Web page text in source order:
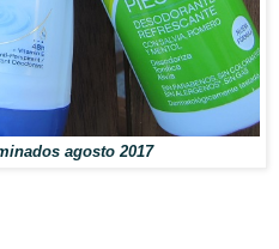
agosto 2017